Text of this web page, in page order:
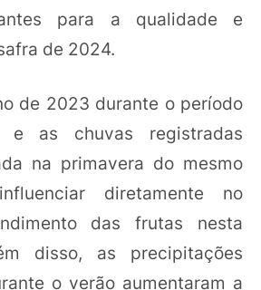
para a qualidade e
de 2024.
de 2023 durante o período
e as chuvas registradas
na primavera do mesmo
diretamente no
das frutas nesta
disso, as precipitações
o verão aumentaram a